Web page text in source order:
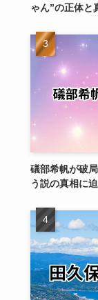
ゃん”の正体と
礒部希帆が破
う説の真相に迫